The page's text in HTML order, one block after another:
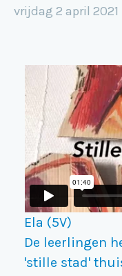
vrijdag 2 april 2021
Ela (5V)
De leerlingen
'stille stad'